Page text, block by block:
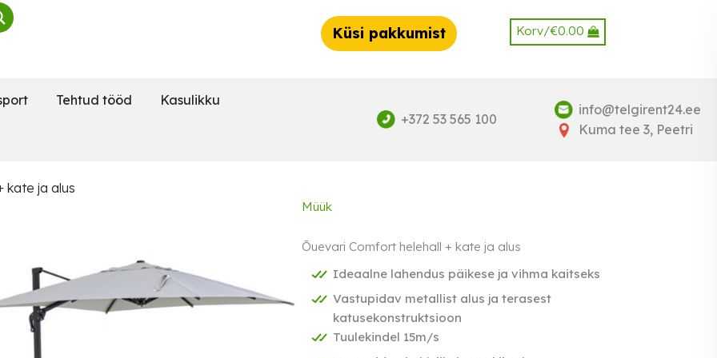
Korv/€0.00
Küsi pakkumist
Tehtud tööd Kasulikku
+372 53 565 100
info@telgirent24.ee
Kuma tee 3, Peetri
kate ja alus
Müük
Õuevari Comfort helehall + kate ja alus
Ideaalne lahendus päikese ja vihma kaitseks
Vastupidav metallist alus ja terasest
katusekonstruktsioon
Tuulekindel 15m/s